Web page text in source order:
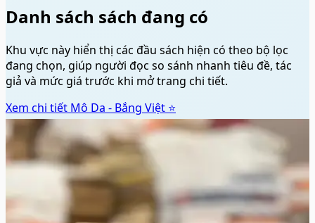
Danh sách sách đang có
Khu vực này hiển thị các đầu sách hiện có theo bộ lọc
đang chọn, giúp người đọc so sánh nhanh tiêu đề, tác
giả và mức giá trước khi mở trang chi tiết.
Xem chi tiết Mô Da - Bắng Việt ⭐